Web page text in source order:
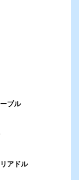
ブル
アドル